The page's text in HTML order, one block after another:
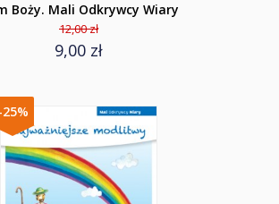
Boży. Mali Odkrywcy Wiary
12,00 zł
9,00 zł